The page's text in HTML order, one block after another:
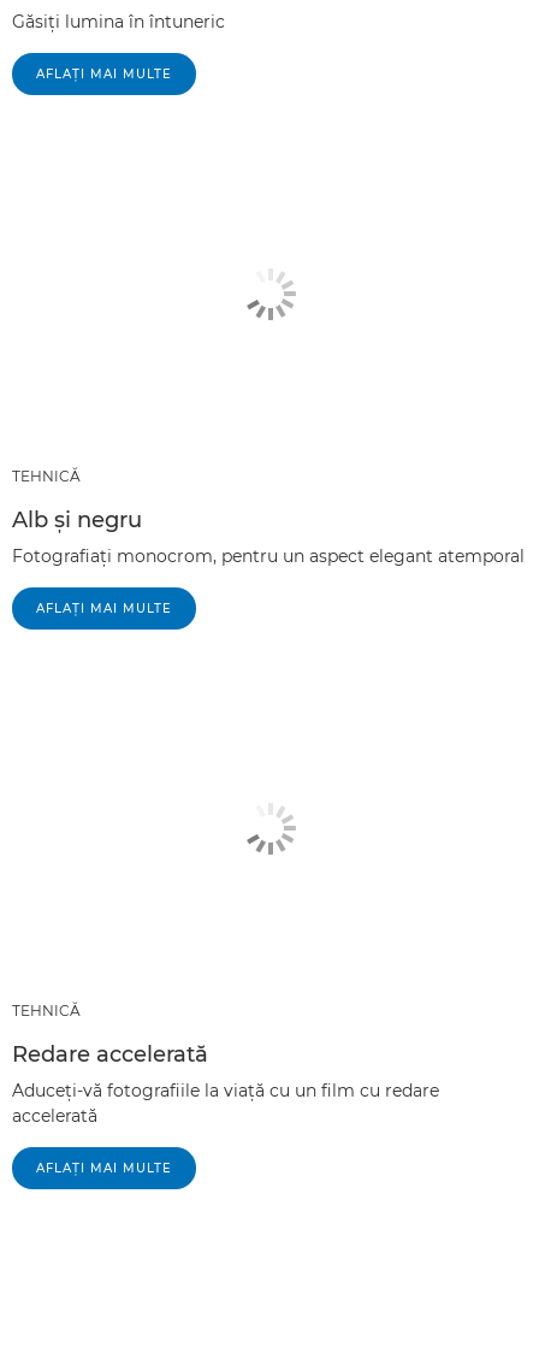
Găsiţi lumina în întuneric
AFLAŢI MAI MULTE
TEHNICĂ
Alb şi negru
Fotografiaţi monocrom, pentru un aspect elegant atemporal
AFLAŢI MAI MULTE
TEHNICĂ
Redare accelerată
Aduceţi-vă fotografiile la viaţă cu un film cu redare
accelerată
AFLAŢI MAI MULTE